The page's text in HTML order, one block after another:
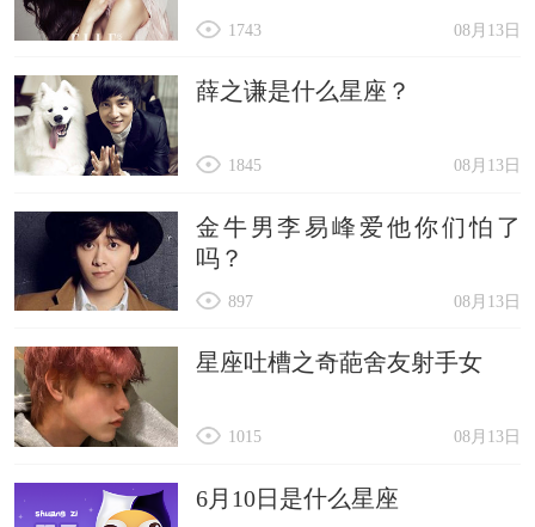
08月13日
1743
薛之谦是什么星座？
08月13日
1845
金牛男李易峰爱他你们怕了
吗？
08月13日
897
星座吐槽之奇葩舍友射手女
08月13日
1015
6月10日是什么星座